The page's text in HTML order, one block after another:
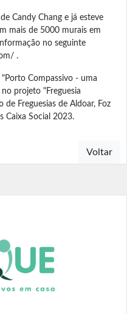
Candy Chang e já esteve
mais de 5000 murais em
no seguinte
.
Compassivo - uma
projeto "Freguesia
Freguesias de Aldoar, Foz
Caixa Social 2023.
Voltar